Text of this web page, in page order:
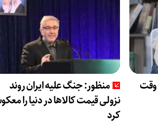
وقت
منظور: جنگ علیه ایران روند
نزولی قیمت کالاها در دنیا را
کرد